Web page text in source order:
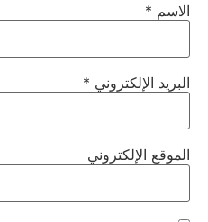
الاسم *
البريد الإلكتروني *
الموقع الإلكتروني